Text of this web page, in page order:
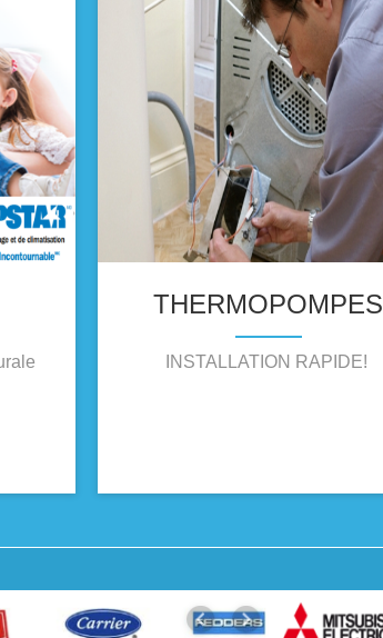
THERMOPOMPES
INSTALLATION RAPIDE!